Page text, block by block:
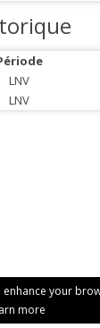
your
more
LNV
LNV